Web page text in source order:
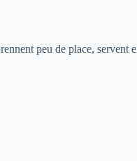
peu de place, servent